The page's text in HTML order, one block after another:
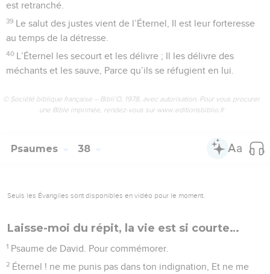
est retranché.
39 Le salut des justes vient de l’Éternel, Il est leur forteresse
au temps de la détresse.
40 L’Éternel les secourt et les délivre ; Il les délivre des
méchants et les sauve, Parce qu’ils se réfugient en lui.
© Société biblique française – Bibli’O, 1978, avec autorisation. Pour vous procurer
une Bible imprimée, rendez-vous sur www.editionsbiblio.fr
Psaumes 38
Seuls les Évangiles sont disponibles en vidéo pour le moment.
Laisse-moi du répit, la vie est si courte…
1 Psaume de David. Pour commémorer.
2 Éternel ! ne me punis pas dans ton indignation, Et ne me